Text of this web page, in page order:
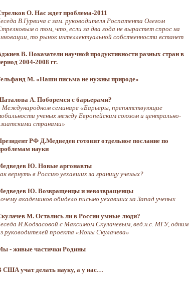
О. Нас ждет проблема-2011
В.Гурвича с зам. руководителя Роспатента Олегом
о том, что, если за два года не вырастет спрос на
то рынок интеллектуальной собственности встанет
В. Показатели научной продуктивности разных стран в
2004-2008 гг.
М. «Наши письма не нужны природе»
А. Поборемся с барьерами?
Международном семинаре «Барьеры, препятствующие
ученых между Европейским союзом и центрально-
странами»
РФ Д.Медведев готовит отдельное послание по
науки
Ю. Новые аргонавты
вернуть в Россию уехавших за границу ученых?
Ю. Возвращенцы и невозвращенцы
академиков обидело письмо уехавших на Запад ученых
М. Остались ли в России умные люди?
И.Кодзасовой с Максимом Скулачевым, вед.н.с. МГУ, одним
руководителей проекта «Ионы Скулачева»
- живые частички Родины
США учат делать науку, а у нас…